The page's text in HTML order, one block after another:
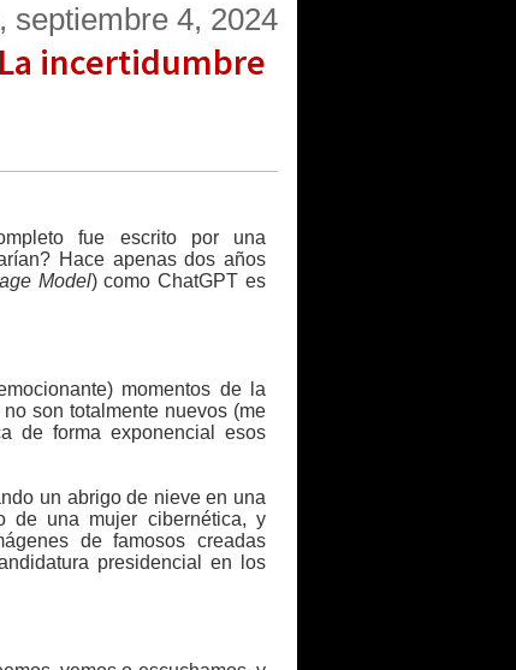
septiembre 4, 2024
incertidumbre
fue escrito por una
Hace apenas dos años
Model) como ChatGPT es
momentos de la
son totalmente nuevos (me
de forma exponencial esos
un abrigo de nieve en una
de una mujer cibernética, y
de famosos creadas
presidencial en los